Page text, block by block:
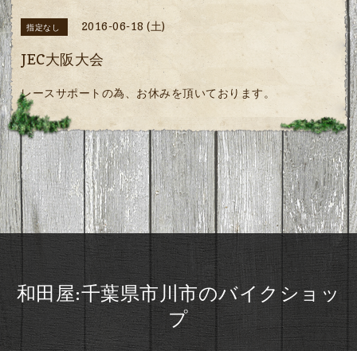
指定なし 2016-06-18 (土)
JEC大阪大会
レースサポートの為、お休みを頂いております。
和田屋:千葉県市川市のバイクショッ
プ